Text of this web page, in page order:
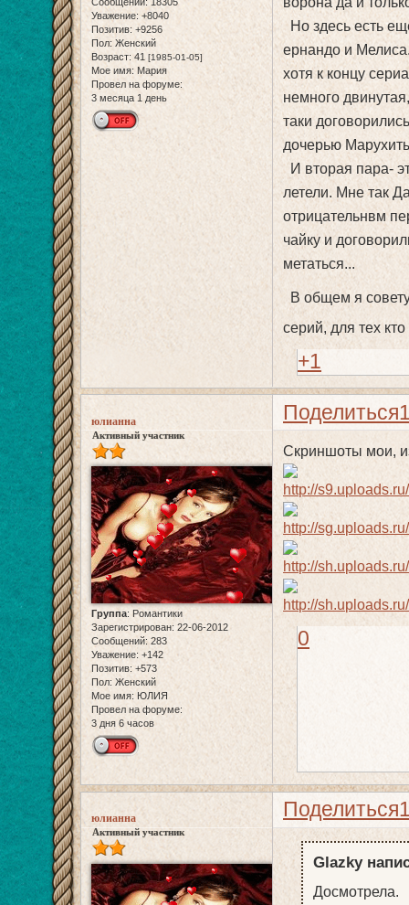
Уважение: +8040
Позитив: +9256
Пол: Женский
Возраст: 41 [1985-01-05]
Мое имя: Мария
Провел на форуме:
3 месяца 1 день
Но здесь есть
ернандо и
хотя к концу
немного
таки
дочерью
И вторая пара-
летели. Мне так
отрицательнвм
чайку и
метаться...
В общем я
серий, для тех
+1
Поделиться
юлианна
Активный участник
Группа: Романтики
Зарегистрирован: 22-06-2012
Сообщений: 283
Уважение: +142
Позитив: +573
Пол: Женский
Мое имя: ЮЛИЯ
Провел на форуме:
3 дня 6 часов
Скриншоты мои,
0
Поделиться
юлианна
Активный участник
Glazky
Досмотрела.